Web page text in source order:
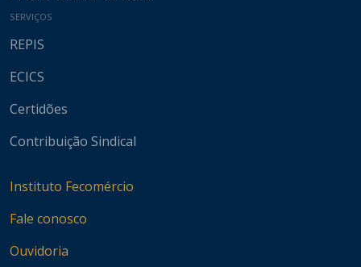
SERVIÇOS
REPIS
ECICS
Certidões
Contribuição Sindical
Instituto Fecomércio
Fale conosco
Ouvidoria